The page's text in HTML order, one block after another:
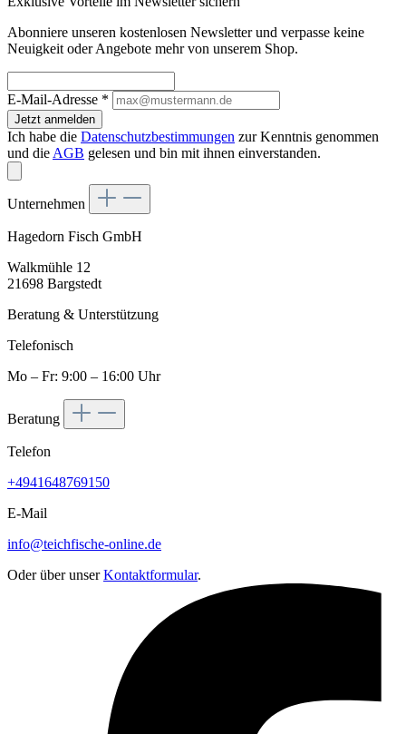
Abonniere unseren kostenlosen Newsletter und verpasse keine
Neuigkeit oder Angebote mehr von unserem Shop.
E-Mail-Adresse *
Jetzt anmelden
Ich habe die Datenschutzbestimmungen zur Kenntnis genommen
und die AGB gelesen und bin mit ihnen einverstanden.
Unternehmen
Hagedorn Fisch GmbH
Walkmühle 12
21698 Bargstedt
Beratung & Unterstützung
Telefonisch
Mo – Fr: 9:00 – 16:00 Uhr
Beratung
Telefon
+4941648769150
E-Mail
info@teichfische-online.de
Oder über unserKontaktformular.